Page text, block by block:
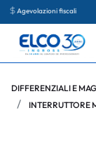
Agevolazioni fiscali
DIFFERENZIALI E
INTERRUTTORE